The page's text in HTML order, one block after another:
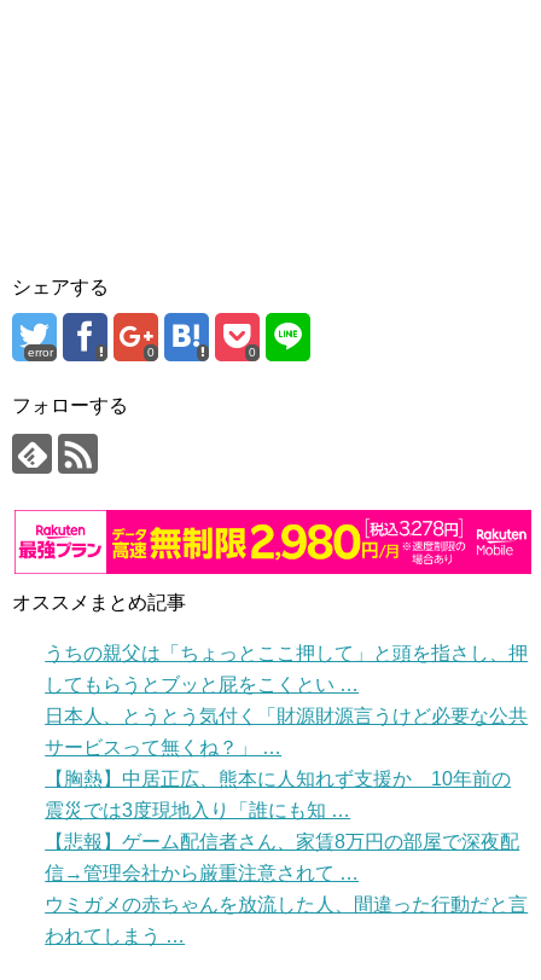
シェアする
error 0 0
フォローする
オススメまとめ記事
うちの親父は「ちょっとここ押して」と頭を指さし、押
してもらうとブッと屁をこくとい …
日本人、とうとう気付く「財源財源言うけど必要な公共
サービスって無くね？」 …
【胸熱】中居正広、熊本に人知れず支援か 10年前の
震災では3度現地入り「誰にも知 …
【悲報】ゲーム配信者さん、家賃8万円の部屋で深夜配
信→管理会社から厳重注意されて …
ウミガメの赤ちゃんを放流した人、間違った行動だと言
われてしまう …